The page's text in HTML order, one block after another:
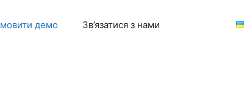
демо Зв’язатися з нами